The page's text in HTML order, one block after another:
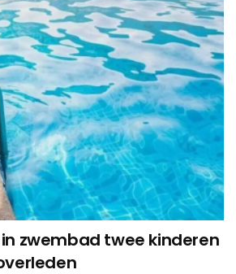
zwembad twee kinderen